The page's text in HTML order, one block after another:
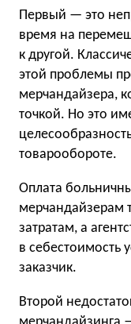
Первый — это
время на
к другой.
этой проблемы
мерчандайзера,
точкой. Но это
товарообороте.
Оплата
мерчандайзерам
затратам, а
в себестоимость
заказчик.
Второй